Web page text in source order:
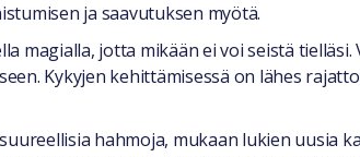
ja saavutuksen myötä.
magialla, jotta mikään ei voi seistä tielläsi.
Kykyjen kehittämisessä on lähes
hahmoja, mukaan lukien uusia